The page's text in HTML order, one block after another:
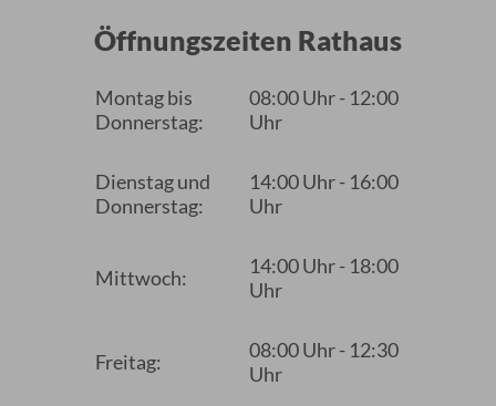
Öffnungszeiten Rathaus
Montag bis
Donnerstag:
08:00 Uhr - 12:00
Uhr
Dienstag und
Donnerstag:
14:00 Uhr - 16:00
Uhr
Mittwoch:
14:00 Uhr - 18:00
Uhr
Freitag:
08:00 Uhr - 12:30
Uhr